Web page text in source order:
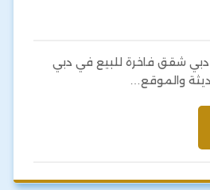
شقق فاخرة للبيع في دبي
والموقع…